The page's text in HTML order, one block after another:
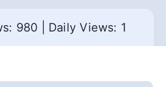
980 Daily Views: 1